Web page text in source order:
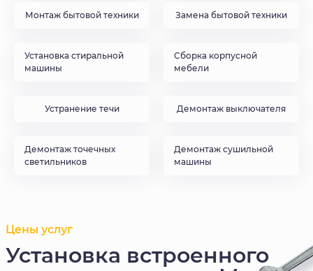
Монтаж бытовой техники Замена бытовой техники
Установка стиральной
машины
Сборка корпусной
мебели
Устранение течи Демонтаж выключателя
Демонтаж точечных
светильников
Демонтаж сушильной
машины
Цены услуг
Установка встроенного